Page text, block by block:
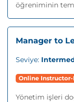
öğreniminin
Manager to
Seviye:
Online Instructor-
Yönetim işleri